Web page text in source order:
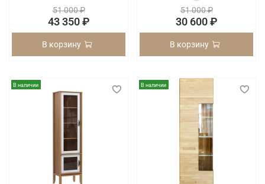
51 000 ₽
43 350 ₽
В корзину
51 000 ₽
30 600 ₽
В корзину
В наличии В наличии